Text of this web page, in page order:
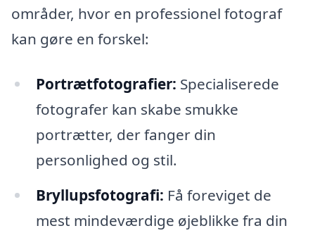
områder, hvor en professionel fotograf
kan gøre en forskel:
Portrætfotografier: Specialiserede
fotografer kan skabe smukke
portrætter, der fanger din
personlighed og stil.
Bryllupsfotografi: Få foreviget de
mest mindeværdige øjeblikke fra din